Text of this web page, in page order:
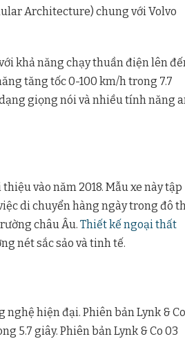
Architecture) chung với Volvo
khả năng chạy thuần điện lên
tăng tốc 0-100 km/h trong 7.7
giọng nói và nhiều tính năng
vào năm 2018. Mẫu xe này tập
di chuyển hàng ngày trong đô
châu Âu. Thiết kế ngoại thất
nét sắc sảo và tinh tế.
nghệ hiện đại. Phiên bản Lynk & Co
5.7 giây. Phiên bản Lynk & Co 03